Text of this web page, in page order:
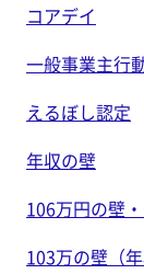
コアデイ
一般事業主行
えるぼし認定
年収の壁
106万円の壁
103万の壁（年